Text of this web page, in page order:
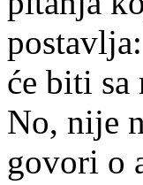
će biti sa
No, nije
govori o